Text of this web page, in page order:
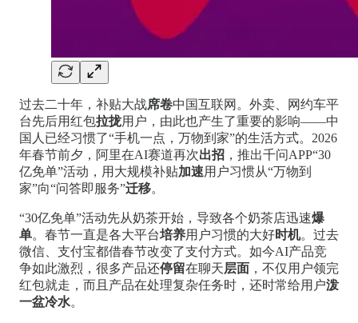
过去二十年，补贴大战席卷中国互联网。外卖、网约车平
台先后用红包拉拢用户，由此也产生了重要的影响——中
国人已经习惯了“手机一点，万物到家”的生活方式。2026
年春节前夕，阿里在AI赛道再次出招 ，推出千问APP“30
亿免单”活动，用大规模补贴加速用户习惯从“万物到
家”向“问答即服务”迁移。
“30亿免单”活动先从奶茶开始，导致各个奶茶店迅速爆
单。春节一直是各大平台培养用户习惯的大好时机。过去
微信、支付宝都借春节改变了支付方式。如今AI产品竞
争如此激烈，很多产品还停留在聊天层面 ，不仅用户领完
红包就走，而且产品在处理复杂任务时，还时常给用户泼
一盆冷水。